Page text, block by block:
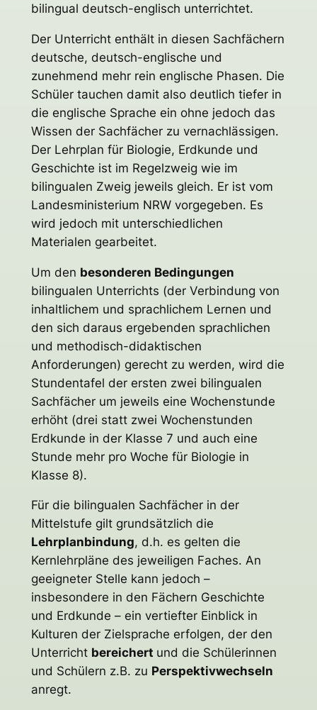
bilingual deutsch-englisch unterrichtet.
Der Unterricht enthält in diesen Sachfächern
deutsche, deutsch-englische und
zunehmend mehr rein englische Phasen. Die
Schüler tauchen damit also deutlich tiefer in
die englische Sprache ein ohne jedoch das
Wissen der Sachfächer zu vernachlässigen.
Der Lehrplan für Biologie, Erdkunde und
Geschichte ist im Regelzweig wie im
bilingualen Zweig jeweils gleich. Er ist vom
Landesministerium NRW vorgegeben. Es
wird jedoch mit unterschiedlichen
Materialen gearbeitet.
Um den besonderen Bedingungen
bilingualen Unterrichts (der Verbindung von
inhaltlichem und sprachlichem Lernen und
den sich daraus ergebenden sprachlichen
und methodisch-didaktischen
Anforderungen) gerecht zu werden, wird die
Stundentafel der ersten zwei bilingualen
Sachfächer um jeweils eine Wochenstunde
erhöht (drei statt zwei Wochenstunden
Erdkunde in der Klasse 7 und auch eine
Stunde mehr pro Woche für Biologie in
Klasse 8).
Für die bilingualen Sachfächer in der
Mittelstufe gilt grundsätzlich die
Lehrplanbindung, d.h. es gelten die
Kernlehrpläne des jeweiligen Faches. An
geeigneter Stelle kann jedoch –
insbesondere in den Fächern Geschichte
und Erdkunde – ein vertiefter Einblick in
Kulturen der Zielsprache erfolgen, der den
Unterricht bereichert und die Schülerinnen
und Schülern z.B. zu Perspektivwechseln
anregt.